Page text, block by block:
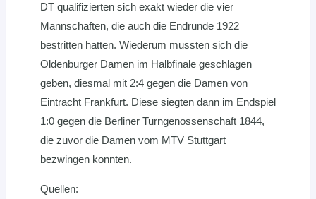
DT qualifizierten sich exakt wieder die vier
Mannschaften, die auch die Endrunde 1922
bestritten hatten. Wiederum mussten sich die
Oldenburger Damen im Halbfinale geschlagen
geben, diesmal mit 2:4 gegen die Damen von
Eintracht Frankfurt. Diese siegten dann im Endspiel
1:0 gegen die Berliner Turngenossenschaft 1844,
die zuvor die Damen vom MTV Stuttgart
bezwingen konnten.
Quellen: